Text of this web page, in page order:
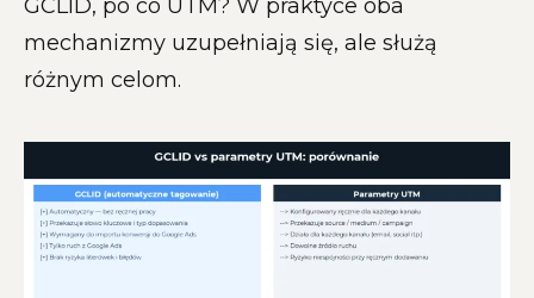
GCLID, po co UTM? W praktyce oba
mechanizmy uzupełniają się, ale służą
różnym celom.